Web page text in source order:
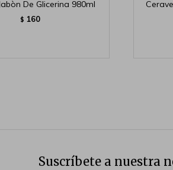
De Glicerina 980ml
$ 160
Suscríbete a nuestra